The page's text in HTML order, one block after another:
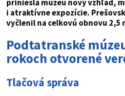
priniesla múzeu nový vzhľad,
i atraktívne expozície.
vyčlenil na celkovú obnovu 2,5
Podtatranské
rokoch otvorené
Tlačová správa